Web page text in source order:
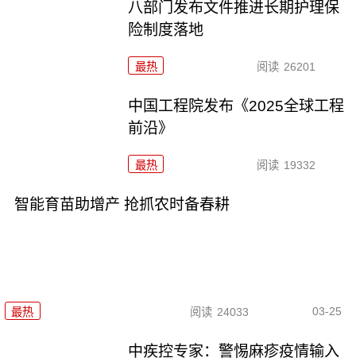
八部门发布文件推进长期护理保
险制度落地
最热 阅读 26201
中国工程院发布《2025全球工程
前沿》
最热 阅读 19332
智能育苗助增产 抢抓农时备春耕
最热 阅读 24033 03-25
中疾控专家：警惕麻疹疫情输入